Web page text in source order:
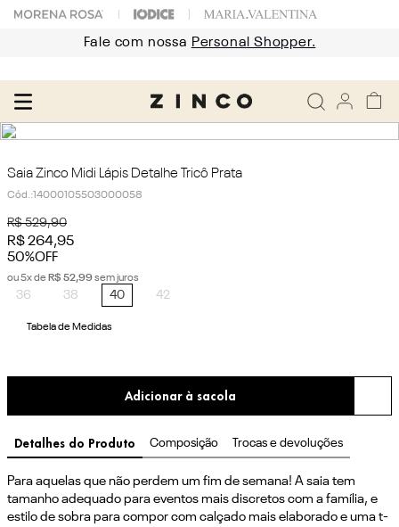
Fale com nossa Personal Shopper.
Saia Zinco Midi Lápis Detalhe Tricô Prata
Cód.:14000105503000058
R$ 529,90
R$264,95
50%OFF
ou5x de R$ 52,99sem juros
36 38 40 42
Tabela de Medidas
Adicionar à sacola
Detalhes do Produto Composição Trocas e devoluções
Para aquelas que não perdem um fim de semana! A saia tem
tamanho adequado para eventos mais discretos com a família, e
estilo de sobra para compor com calçado mais elaborado e uma t-